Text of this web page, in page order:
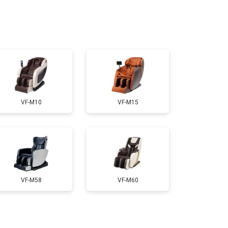
VF-M10 VF-M15
VF-M58 VF-M60